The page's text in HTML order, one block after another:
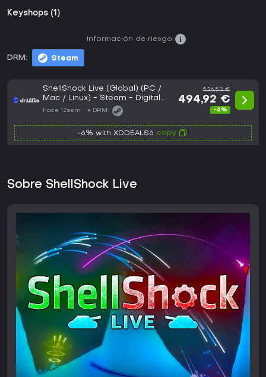
Keyshops (1)
DRM: Steam
Información de riesgo:
ShellShock Live (Global) (PC /
Mac / Linux) - Steam - Digital
Key
hace 12sem DRM:
526,52 €
494,92 €
-6%
-6% with XDDEALS6 copy
Sobre ShellShock Live